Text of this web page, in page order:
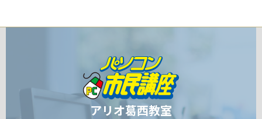
アリオ葛西教室